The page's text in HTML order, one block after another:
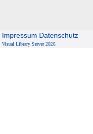
Impressum Datenschutz
Visual Library Server 2026